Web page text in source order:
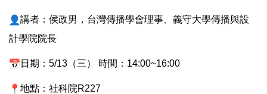
講者：侯政男，台灣傳播學會理事、義守大學傳播與設
計學院院長
日期：5/13（三） 時間：14:00~16:00
地點：社科院R227